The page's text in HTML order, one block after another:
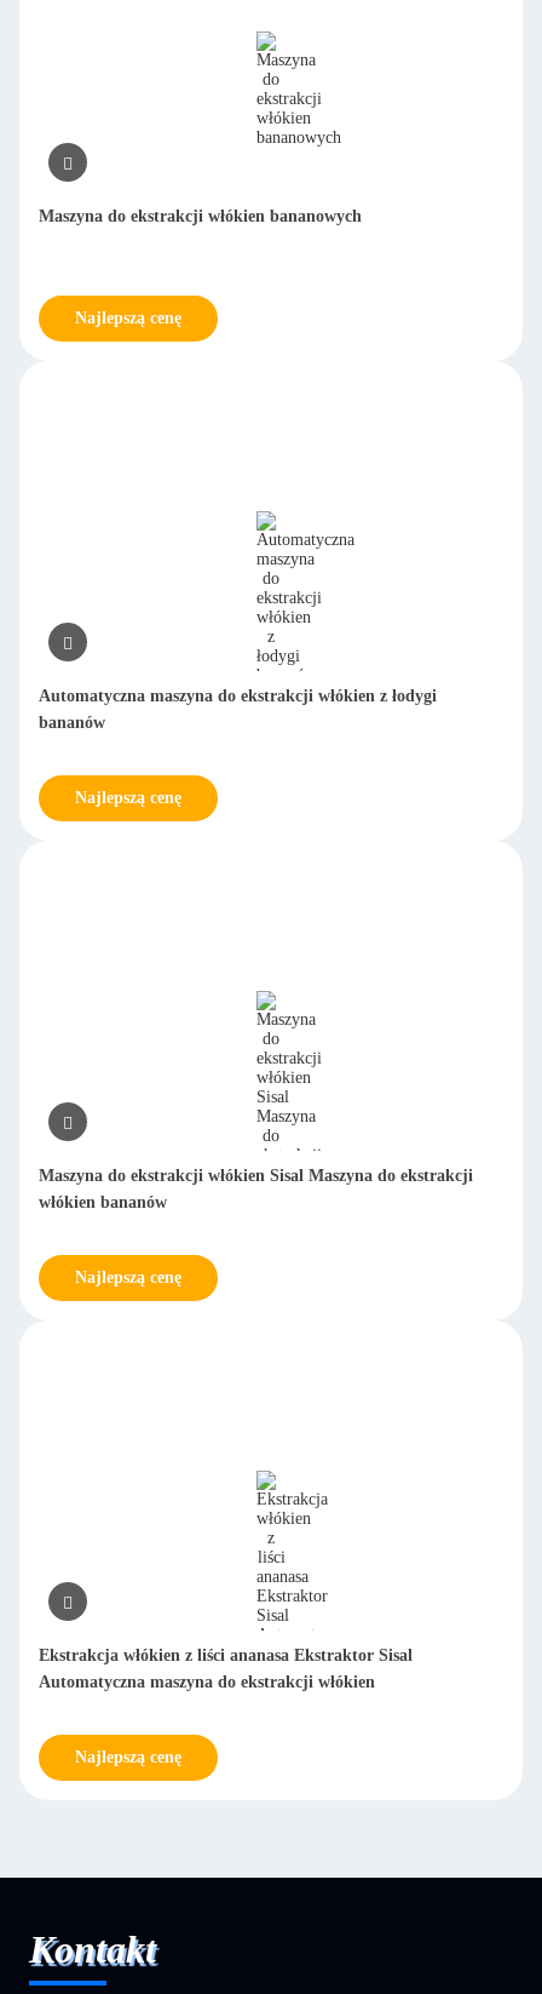
Maszyna do ekstrakcji włókien bananowych
Najlepszą cenę
Automatyczna maszyna do ekstrakcji włókien z łodygi
bananów
Najlepszą cenę
Maszyna do ekstrakcji włókien Sisal Maszyna do ekstrakcji
włókien bananów
Najlepszą cenę
Ekstrakcja włókien z liści ananasa Ekstraktor Sisal
Automatyczna maszyna do ekstrakcji włókien
Najlepszą cenę
Kontakt